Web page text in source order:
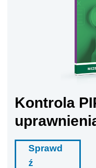
Kontrola
Sprawd
ź